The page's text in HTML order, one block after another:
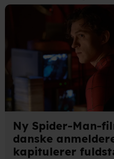
Ny Spider-Man-
danske
kapitulerer